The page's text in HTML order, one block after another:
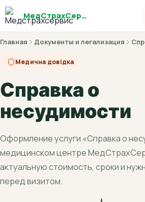
МедСтрахСервис
Главная Документы и легализация
Медична довідка
Справка о
несудимости
Оформление услуги «Справка о
медицинском центре
актуальную стоимость, сроки и
перед визитом.